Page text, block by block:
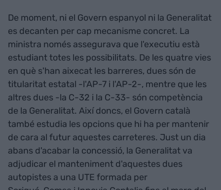
De moment, ni el Govern espanyol ni la Generalitat
es decanten per cap mecanisme concret. La
ministra només assegurava que l'executiu està
estudiant totes les possibilitats. De les quatre vies
en què s'han aixecat les barreres, dues són de
titularitat estatal -l'AP-7 i l'AP-2-, mentre que les
altres dues -la C-32 i la C-33- són competència
de la Generalitat. Així doncs, el Govern català
també estudia les opcions que hi ha per mantenir
de cara al futur aquestes carreteres. Just un dia
abans d'acabar la concessió, la Generalitat va
adjudicar el manteniment d'aquestes dues
autopistes a una UTE formada per